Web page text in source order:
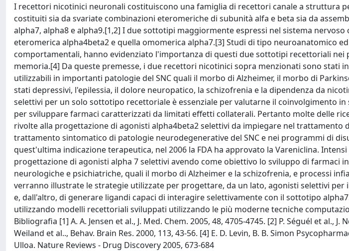
I recettori nicotinici neuronali costituiscono una famiglia di recettori canale a struttura
costituiti sia da svariate combinazioni eteromeriche di subunità alfa e beta sia da
alpha7, alpha8 e alpha9.[1,2] I due sottotipi maggiormente espressi nel sistema nervoso
eteromerica alpha4beta2 e quella omomerica alpha7.[3] Studi di tipo neuroanatomico
comportamentali, hanno evidenziato l'importanza di questi due sottotipi recettoriali nei
memoria.[4] Da queste premesse, i due recettori nicotinici sopra menzionati sono stati
utilizzabili in importanti patologie del SNC quali il morbo di Alzheimer, il morbo di
stati depressivi, l'epilessia, il dolore neuropatico, la schizofrenia e la dipendenza da
selettivi per un solo sottotipo recettoriale è essenziale per valutarne il coinvolgimento
per sviluppare farmaci caratterizzati da limitati effetti collaterali. Pertanto molte delle
rivolte alla progettazione di agonisti alpha4beta2 selettivi da impiegare nel trattamento
trattamento sintomatico di patologie neurodegenerative del SNC e nei programmi di
quest'ultima indicazione terapeutica, nel 2006 la FDA ha approvato la Vareniclina.
progettazione di agonisti alpha 7 selettivi avendo come obiettivo lo sviluppo di farmaci
neurologiche e psichiatriche, quali il morbo di Alzheimer e la schizofrenia, e processi
verranno illustrate le strategie utilizzate per progettare, da un lato, agonisti selettivi
e, dall'altro, di generare ligandi capaci di interagire selettivamente con il sottotipo
utilizzando modelli recettoriali sviluppati utilizzando le più moderne tecniche
Bibliografia [1] A. A. Jensen et al., J. Med. Chem. 2005, 48, 4705-4745. [2] P. Séguél et al., J.
Weiland et al.., Behav. Brain Res. 2000, 113, 43-56. [4] E. D. Levin, B. B. Simon
Ulloa. Nature Reviews - Drug Discovery 2005, 673-684